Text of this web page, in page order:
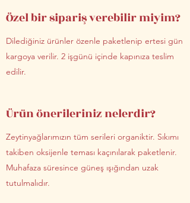
Özel bir sipariş verebilir miyim?
Dilediğiniz ürünler özenle paketlenip ertesi gün
kargoya verilir. 2 işgünü içinde kapınıza teslim
edilir.
Ürün önerileriniz nelerdir?
Zeytinyağlarımızın tüm serileri organiktir. Sıkımı
takiben oksijenle teması kaçınılarak paketlenir.
Muhafaza süresince güneş ışığından uzak
tutulmalıdır.